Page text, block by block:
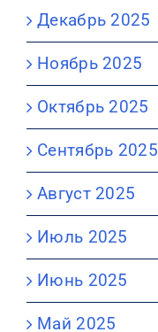
Декабрь 2025
Ноябрь 2025
Октябрь 2025
Сентябрь 2025
Август 2025
Июль 2025
Июнь 2025
Май 2025